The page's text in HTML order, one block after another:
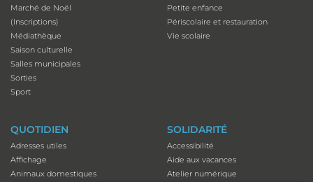
Marché de Noël
(Inscriptions)
Médiathèque
Saison culturelle
Salles municipales
Sorties
Sport
Petite enfance
Périscolaire et restauration
Vie scolaire
QUOTIDIEN
Adresses utiles
Affichage
Animaux domestiques
SOLIDARITÉ
Accessibilité
Aide aux vacances
Atelier numérique